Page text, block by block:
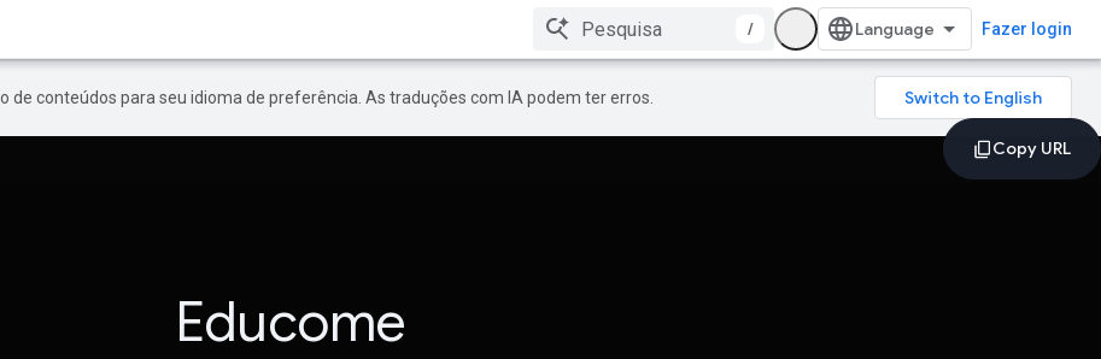
/ Fazer login
de conteúdos para seu idioma de preferência. As traduções com IA podem ter erros.
Educome